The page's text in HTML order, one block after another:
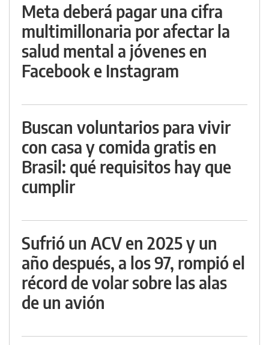
Meta deberá pagar una cifra
multimillonaria por afectar la
salud mental a jóvenes en
Facebook e Instagram
Buscan voluntarios para vivir
con casa y comida gratis en
Brasil: qué requisitos hay que
cumplir
Sufrió un ACV en 2025 y un
año después, a los 97, rompió el
récord de volar sobre las alas
de un avión